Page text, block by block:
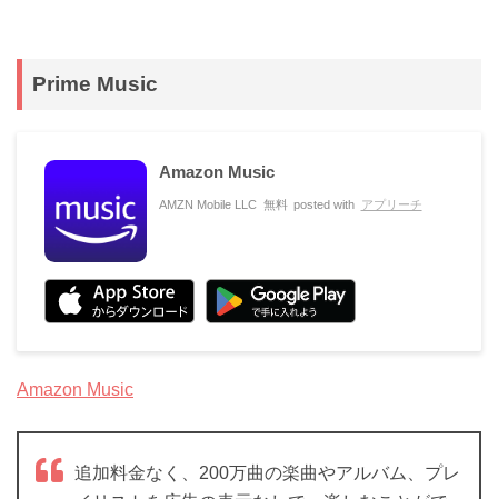
Prime Music
Amazon Music
AMZN Mobile LLC 無料 posted with アプリーチ
Amazon Music
追加料金なく、200万曲の楽曲やアルバム、プレ